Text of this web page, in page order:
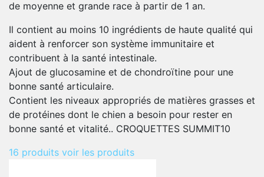
de moyenne et grande race à partir de 1 an.
Il contient au moins 10 ingrédients de haute qualité qui
aident à renforcer son système immunitaire et
contribuent à la santé intestinale.
Ajout de glucosamine et de chondroïtine pour une
bonne santé articulaire.
Contient les niveaux appropriés de matières grasses et
de protéines dont le chien a besoin pour rester en
bonne santé et vitalité.. CROQUETTES SUMMIT10
16 produits voir les produits